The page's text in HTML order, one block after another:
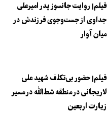
فیلم| روایت جانسوز پدر امیرعلی
جداوی از جست‌وجوی فرزندش در
میان آوار
فیلم| حضور بی‌تکلف شهید علی
لاریجانی در منطقه شط‌الله در مسیر
زیارت اربعین